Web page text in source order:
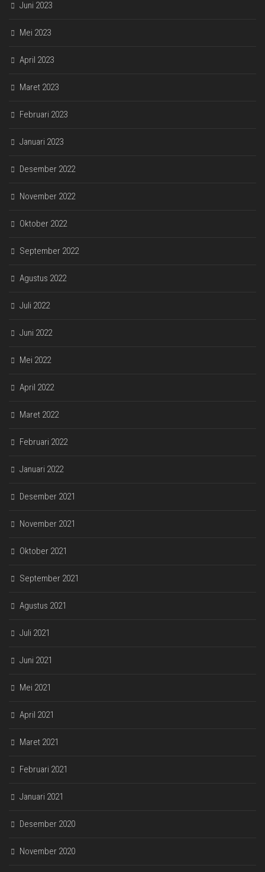
Juni 2023
Mei 2023
April 2023
Maret 2023
Februari 2023
Januari 2023
Desember 2022
November 2022
Oktober 2022
September 2022
Agustus 2022
Juli 2022
Juni 2022
Mei 2022
April 2022
Maret 2022
Februari 2022
Januari 2022
Desember 2021
November 2021
Oktober 2021
September 2021
Agustus 2021
Juli 2021
Juni 2021
Mei 2021
April 2021
Maret 2021
Februari 2021
Januari 2021
Desember 2020
November 2020